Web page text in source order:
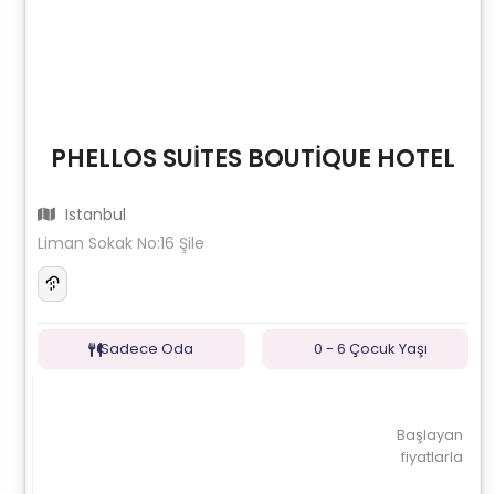
PHELLOS SUİTES BOUTİQUE HOTEL
Istanbul
Liman Sokak No:16 Şile
Sadece Oda 0 - 6 Çocuk Yaşı
Başlayan
fiyatlarla